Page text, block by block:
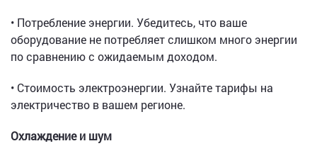
• Потребление энергии. Убедитесь, что ваше
оборудование не потребляет слишком много энергии
по сравнению с ожидаемым доходом.
• Стоимость электроэнергии. Узнайте тарифы на
электричество в вашем регионе.
Охлаждение и шум